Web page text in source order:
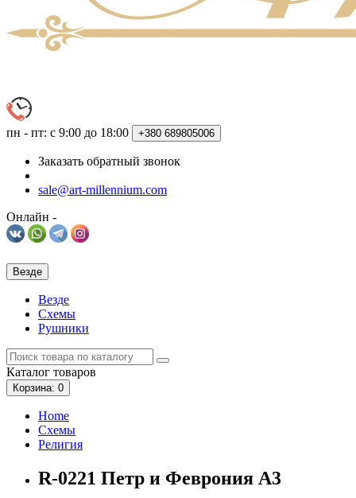
пн - пт: с 9:00 до 18:00 +380 689805006
Заказать обратный звонок
sale@art-millennium.com
Онлайн -
Везде
Везде
Схемы
Рушники
Каталог товаров
Корзина: 0
Home
Схемы
Религия
R-0221 Петр и Феврония А3